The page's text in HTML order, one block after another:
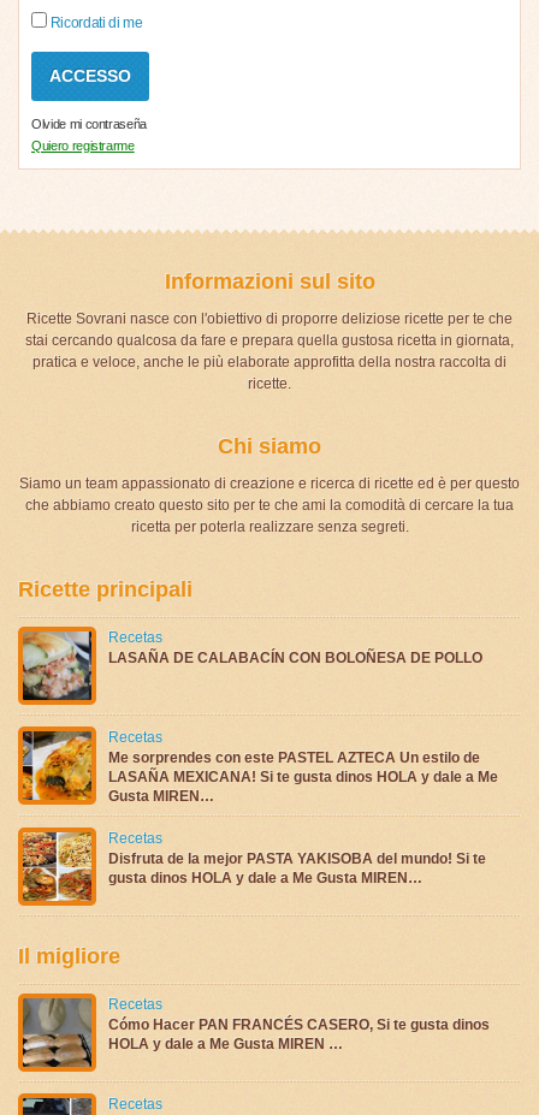
Ricordati di me
Olvide mi contraseña
Quiero registrarme
Informazioni sul sito
Ricette Sovrani nasce con l'obiettivo di proporre deliziose ricette per te che
stai cercando qualcosa da fare e prepara quella gustosa ricetta in giornata,
pratica e veloce, anche le più elaborate approfitta della nostra raccolta di
ricette.
Chi siamo
Siamo un team appassionato di creazione e ricerca di ricette ed è per questo
che abbiamo creato questo sito per te che ami la comodità di cercare la tua
ricetta per poterla realizzare senza segreti.
Ricette principali
Recetas
LASAÑA DE CALABACÍN CON BOLOÑESA DE POLLO
Recetas
Me sorprendes con este PASTEL AZTECA Un estilo de
LASAÑA MEXICANA! Si te gusta dinos HOLA y dale a Me
Gusta MIREN…
Recetas
Disfruta de la mejor PASTA YAKISOBA del mundo! Si te
gusta dinos HOLA y dale a Me Gusta MIREN…
Il migliore
Recetas
Cómo Hacer PAN FRANCÉS CASERO, Si te gusta dinos
HOLA y dale a Me Gusta MIREN …
Recetas